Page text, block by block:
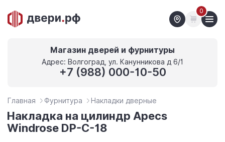
0
Магазин дверей и фурнитуры
Адрес: Волгоград, ул. Канунникова д 6/1
+7 (988) 000-10-50
Главная Фурнитура Накладки дверные
Накладка на цилиндр Apecs
Windrose DP-C-18